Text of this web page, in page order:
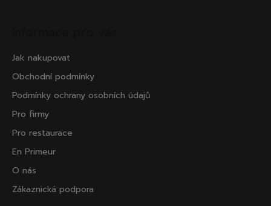
Jak nakupovat
Obchodní podmínky
Podmínky ochrany osobních údajů
Pro firmy
Pro restaurace
En Primeur
O nás
Zákaznická podpora